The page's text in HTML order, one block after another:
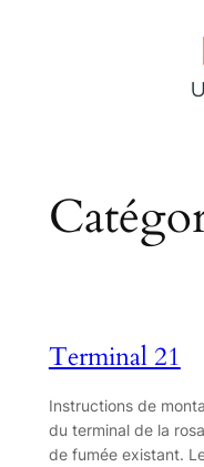
Terminal 21
Instructions de
du terminal de la
de fumée existant.